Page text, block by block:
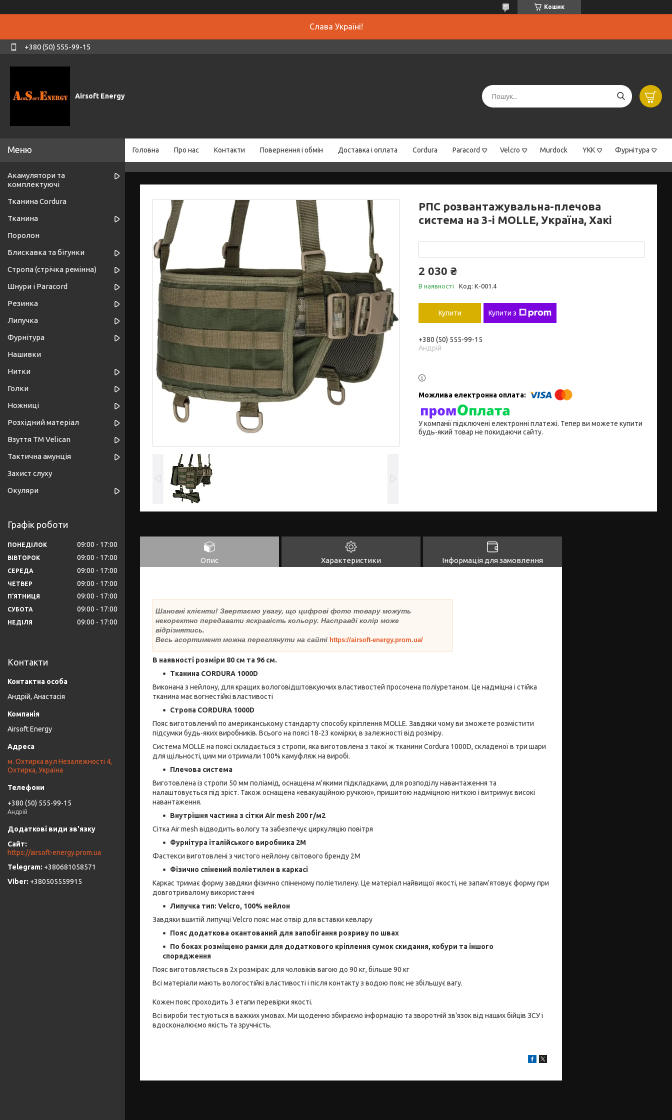
Кошик
Слава Україні!
+380 (50) 555-99-15
Airsoft Energy
Головна Про нас Контакти Повернення і обмін Доставка і оплата Cordura Paracord Velcro Murdock YKK Фурнітура
РПС розвантажувальна-плечова
система на 3-і MOLLE, Україна, Хакі
2 030 ₴
В наявності Код: К-001.4
Купити Купити з
+380 (50) 555-99-15
Андрій
У компанії підключені електронні платежі. Тепер ви можете купити
будь-який товар не покидаючи сайту.
Опис Характеристики Інформація для замовлення
Шановні клієнти! Звертаємо увагу, що цифрові фото товару можуть
некоректно передавати яскравість кольору. Насправді колір може
відрізнятись.
Весь асортимент можна переглянути на сайті https://airsoft-energy.prom.ua/
В наявності розміри 80 см та 96 см.
Тканина CORDURA 1000D
Виконана з нейлону, для кращих вологовідштовкуючих властивостей просочена поліуретаном. Це надміцна і стійка
тканина має вогнестійкі властивості
Стропа CORDURA 1000D
Пояс виготовлений по американському стандарту способу кріплення MOLLE. Завдяки чому ви зможете розмістити
підсумки будь-яких виробників. Всього на поясі 18-23 комірки, в залежності від розміру.
Система MOLLE на поясі складається з стропи, яка виготовлена ​​з такої ж тканини Cordura 1000D, складеної в три шари
для щільності, цим ми отримали 100% камуфляж на виробі.
Плечова система
Виготовлена ​​із стропи 50 мм поліамід, оснащена м'якими підкладками, для розподілу навантаження та
налаштовується під зріст. Також оснащена «евакуаційною ручкою», пришитою надміцною ниткою і витримує високі
навантаження.
Внутрішня частина з сітки Air mesh 200 г/м2
Сітка Air mesh відводить вологу та забезпечує циркуляцію повітря
Фурнітура італійського виробника 2М
Фастекси виготовлені з чистого нейлону світового бренду 2М
Фізично спінений поліетилен в каркасі
Каркас тримає форму завдяки фізично спіненому поліетилену. Це матеріал найвищої якості, не запам’ятовує форму при
довготривалому використанні
Липучка тип: Velcro, 100% нейлон
Завдяки вшитій липучці Velcro пояс має отвір для вставки кевлару
Пояс додаткова окантований для запобігання розриву по швах
По боках розміщено рамки для додаткового кріплення сумок скидання, кобури та іншого
спорядження
Пояс виготовляється в 2х розмірах: для чоловіків вагою до 90 кг, більше 90 кг
Всі матеріали мають вологостійкі властивості і після контакту з водою пояс не збільшує вагу.
Кожен пояс проходить 3 етапи перевірки якості.
Всі вироби тестуються в важких умовах. Ми щоденно збираємо інформацію та зворотній зв'язок від наших бійців ЗСУ і
вдосконалюємо якість та зручність.
Акамулятори та
комплектуючі
Тканина Cordura
Тканина
Поролон
Блискавка та бігунки
Стропа (стрічка ремінна)
Шнури і Paracord
Резинка
Липучка
Фурнітура
Нашивки
Нитки
Голки
Ножниці
Розхідний матеріал
Взуття ТМ Velican
Тактична амунція
Захист слуху
Окуляри
Графік роботи
ПОНЕДІЛОК 09:00 17:00
ВІВТОРОК 09:00 17:00
СЕРЕДА 09:00 17:00
ЧЕТВЕР 09:00 17:00
ПʼЯТНИЦЯ 09:00 17:00
СУБОТА 09:00 17:00
НЕДІЛЯ 09:00 17:00
Контакти
Андрій, Анастасія
Airsoft Energy
м. Охтирка вул Незалежності 4,
Охтирка, Україна
+380 (50) 555-99-15
Андрій
https://airsoft-energy.prom.ua
+380681058571
+380505559915